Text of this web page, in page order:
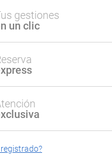
gestiones
un clic